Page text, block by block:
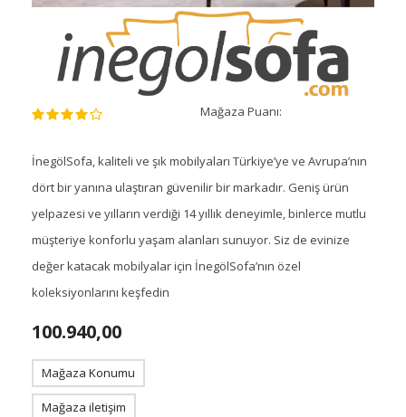
Mağaza Puanı:
İnegölSofa, kaliteli ve şık mobilyaları Türkiye’ye ve Avrupa’nın
dört bir yanına ulaştıran güvenilir bir markadır. Geniş ürün
yelpazesi ve yılların verdiği 14 yıllık deneyimle, binlerce mutlu
müşteriye konforlu yaşam alanları sunuyor. Siz de evinize
değer katacak mobilyalar için İnegölSofa’nın özel
koleksiyonlarını keşfedin
100.940,00
Mağaza Konumu
Mağaza iletişim